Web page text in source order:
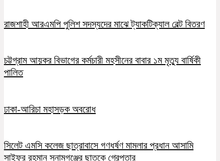
রাজশাহী আরএমপি পুলিশ সদস্যদের মাঝে ট্যাকটিক্যাল বেল্ট বিতরণ
চট্টগ্রাম আয়কর বিভাগের কর্মচারী মহসীনের বাবার ১ম মৃত্যু বার্ষিকী
পালিত
ঢাকা-আরিচা মহাসড়ক অবরোধ
সিলেট এমসি কলেজ ছাত্রাবাসে গণধর্ষণ মামলার প্রধান আসামি
সাইফুর রহমান সুনামগঞ্জের ছাতকে গ্রেপ্তার